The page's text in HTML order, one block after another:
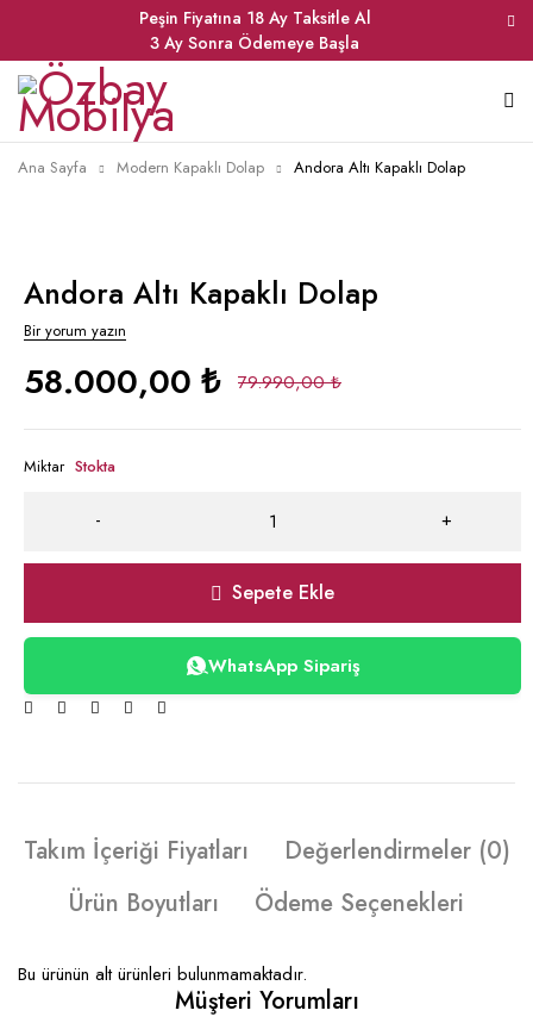
Peşin Fiyatına 18 Ay Taksitle Al
3 Ay Sonra Ödemeye Başla
Ana Sayfa Modern Kapaklı Dolap Andora Altı Kapaklı Dolap
Andora Altı Kapaklı Dolap
Bir yorum yazın
79.990,00₺
58.000,00 ₺
Miktar Stokta
Sepete Ekle
WhatsApp Sipariş
Takım İçeriği Fiyatları
Değerlendirmeler (0)
Ürün Boyutları
Ödeme Seçenekleri
Bu ürünün alt ürünleri bulunmamaktadır.
Müşteri Yorumları